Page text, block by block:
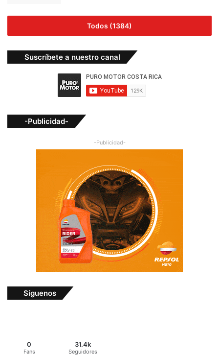
Todos (1384)
Suscríbete a nuestro canal
-Publicidad-
-Publicidad-
Síguenos
0
Fans
31.4k
Seguidores